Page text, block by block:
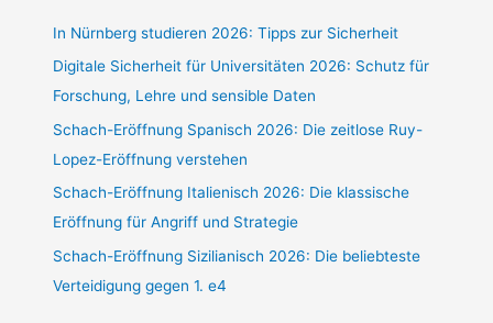
In Nürnberg studieren 2026: Tipps zur Sicherheit
Digitale Sicherheit für Universitäten 2026: Schutz für
Forschung, Lehre und sensible Daten
Schach-Eröffnung Spanisch 2026: Die zeitlose Ruy-
Lopez-Eröffnung verstehen
Schach-Eröffnung Italienisch 2026: Die klassische
Eröffnung für Angriff und Strategie
Schach-Eröffnung Sizilianisch 2026: Die beliebteste
Verteidigung gegen 1. e4